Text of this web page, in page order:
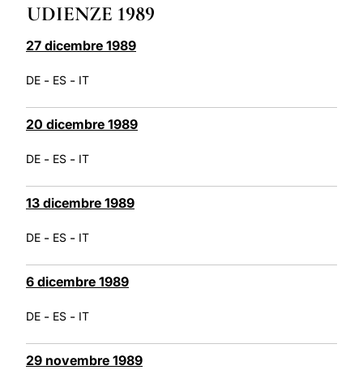
UDIENZE 1989
27 dicembre 1989
DE - ES - IT
20 dicembre 1989
DE - ES - IT
13 dicembre 1989
DE - ES - IT
6 dicembre 1989
DE - ES - IT
29 novembre 1989